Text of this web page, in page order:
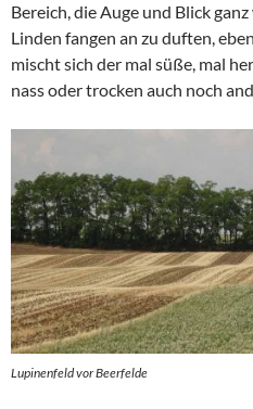
Bereich, die Auge und Blick
Linden fangen an zu duften,
mischt sich der mal süße, mal
nass oder trocken auch noch
Lupinenfeld vor Beerfelde